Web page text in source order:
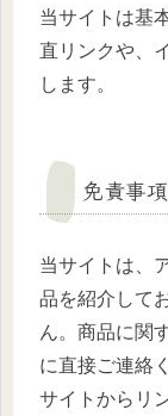
当サイトは基
直リンクや、
します。
免責事項
当サイトは、
品を紹介して
ん。商品に関
に直接ご連絡
サイトからリ